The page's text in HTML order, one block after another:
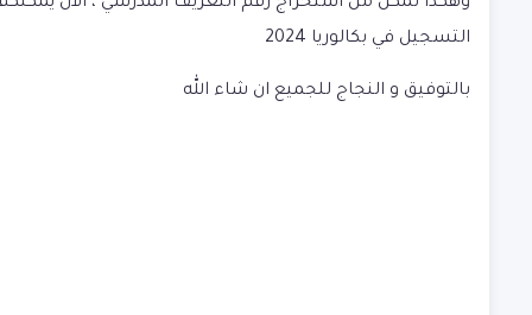
التسجيل في بكالوريا 2024
بالتوفيق و النجاج للجميع ان شاء الله